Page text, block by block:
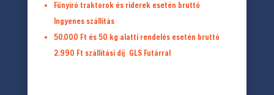
Fűnyíró traktorok és riderek esetén bruttó
Ingyenes szállítás
50.000 Ft és 50 kg alatti rendelés esetén bruttó
2.990 Ft szállítási díj GLS Futárral